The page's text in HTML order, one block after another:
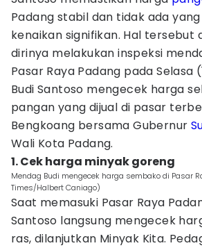
Padang stabil dan tidak ada
kenaikan signifikan. Hal tersebut
dirinya melakukan inspeksi
Pasar Raya Padang pada Selasa
Budi Santoso mengecek harga
pangan yang dijual di pasar
Bengkoang bersama Gubernur
Wali Kota Padang.
1. Cek harga minyak goreng
Mendag Budi mengecek harga sembako di Pasar
Times/Halbert Caniago)
Saat memasuki Pasar Raya
Santoso langsung mengecek
ras, dilanjutkan Minyak Kita.